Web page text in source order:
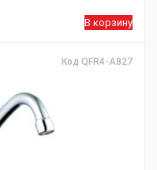
В корзину
Код QFR4-A827